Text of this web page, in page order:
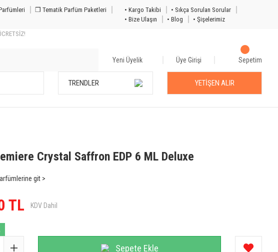
❒ Tematik Parfüm Paketleri
• Kargo Takibi
• Sıkça Sorulan Sorular
• Bize Ulaşın
• Blog
• Şişelerimiz
Yeni Üyelik Üye Girişi Sepetim
TRENDLER YETİŞEN ALIR
Crystal Saffron EDP 6 ML Deluxe
git >
TL KDV Dahil
Sepete Ekle